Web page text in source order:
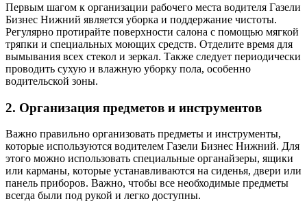
Первым шагом к организации рабочего места водителя Газели
Бизнес Нижний является уборка и поддержание чистоты.
Регулярно протирайте поверхности салона с помощью мягкой
тряпки и специальных моющих средств. Отделите время для
вымывания всех стекол и зеркал. Также следует периодически
проводить сухую и влажную уборку пола, особенно
водительской зоны.
2. Организация предметов и инструментов
Важно правильно организовать предметы и инструменты,
которые используются водителем Газели Бизнес Нижний. Для
этого можно использовать специальные органайзеры, ящики
или карманы, которые устанавливаются на сиденья, двери или
панель приборов. Важно, чтобы все необходимые предметы
всегда были под рукой и легко доступны.